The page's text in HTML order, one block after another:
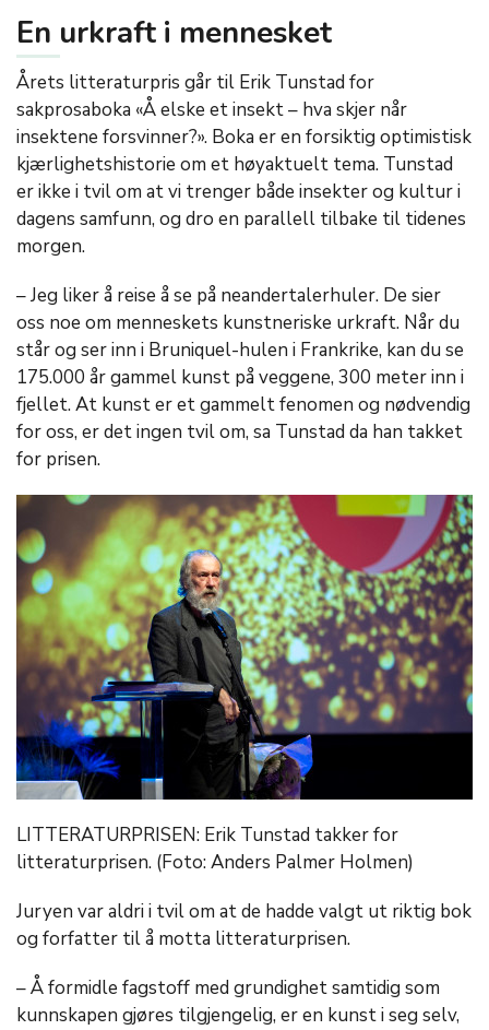
En urkraft i mennesket
Årets litteraturpris går til Erik Tunstad for
sakprosaboka «Å elske et insekt – hva skjer når
insektene forsvinner?». Boka er en forsiktig optimistisk
kjærlighetshistorie om et høyaktuelt tema. Tunstad
er ikke i tvil om at vi trenger både insekter og kultur i
dagens samfunn, og dro en parallell tilbake til tidenes
morgen.
– Jeg liker å reise å se på neandertalerhuler. De sier
oss noe om menneskets kunstneriske urkraft. Når du
står og ser inn i Bruniquel-hulen i Frankrike, kan du se
175.000 år gammel kunst på veggene, 300 meter inn i
fjellet. At kunst er et gammelt fenomen og nødvendig
for oss, er det ingen tvil om, sa Tunstad da han takket
for prisen.
LITTERATURPRISEN: Erik Tunstad takker for
litteraturprisen. (Foto: Anders Palmer Holmen)
Juryen var aldri i tvil om at de hadde valgt ut riktig bok
og forfatter til å motta litteraturprisen.
– Å formidle fagstoff med grundighet samtidig som
kunnskapen gjøres tilgjengelig, er en kunst i seg selv,